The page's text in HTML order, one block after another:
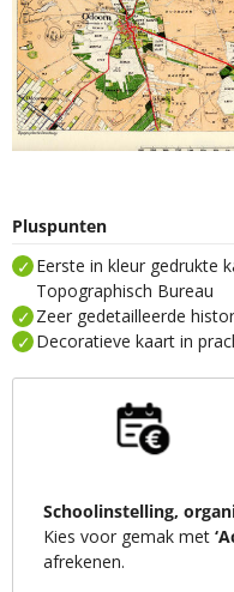
Pluspunten
Eerste in kleur gedrukte
Topographisch Bureau
Zeer gedetailleerde
Decoratieve kaart in
Schoolinstelling,
Kies voor gemak met
afrekenen.